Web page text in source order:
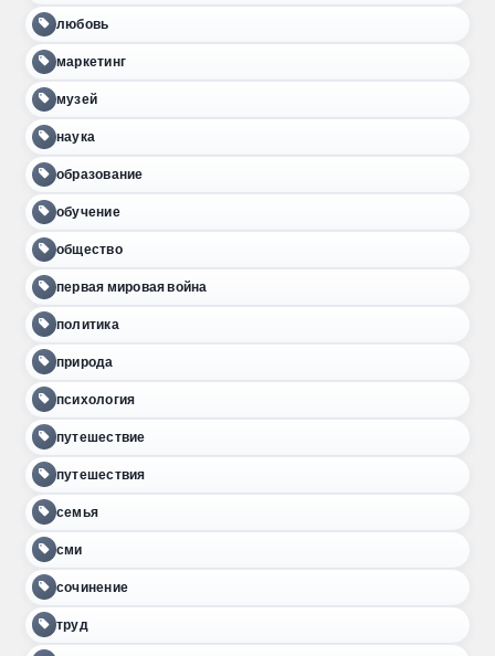
любовь
маркетинг
музей
наука
образование
обучение
общество
первая мировая война
политика
природа
психология
путешествие
путешествия
семья
сми
сочинение
труд